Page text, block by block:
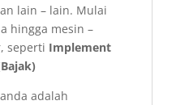
lain – lain. Mulai
hingga mesin –
seperti Implement
adalah